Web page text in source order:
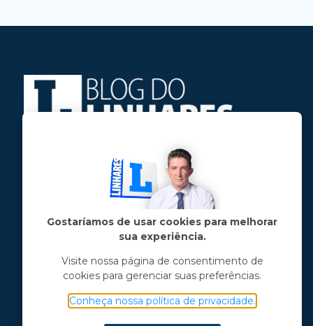
Jose Linhares Jr é maranhense.
Formado em Jornalismo, estudou filosofia
e tem pós-graduações em ciência política
e marketing político.
Menu principal
Notícias
Opinião
Gostaríamos de usar cookies para melhorar
sua experiência.
Visite nossa página de consentimento de
cookies para gerenciar suas preferências.
Conheça nossa política de privacidade.